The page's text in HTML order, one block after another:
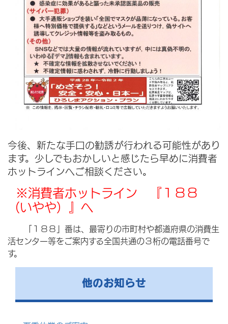
今後、新たな手口の勧誘が行われる可能性があり
ます。少しでもおかしいと感じたら早めに消費者
ホットラインへご相談ください。
※消費者ホットライン 『１８８
（いやや）』へ
「１８８」番は、最寄りの市町村や都道府県の消費生
活センター等をご案内する全国共通の３桁の電話番号で
す。
他のお知らせ